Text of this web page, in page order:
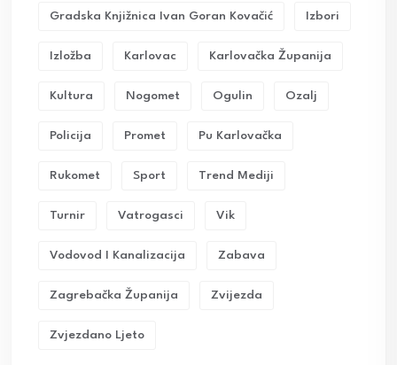
Gradska Knjižnica Ivan Goran Kovačić Izbori
Izložba Karlovac Karlovačka Županija
Kultura Nogomet Ogulin Ozalj
Policija Promet Pu Karlovačka
Rukomet Sport Trend Mediji
Turnir Vatrogasci Vik
Vodovod I Kanalizacija Zabava
Zagrebačka Županija Zvijezda
Zvjezdano Ljeto